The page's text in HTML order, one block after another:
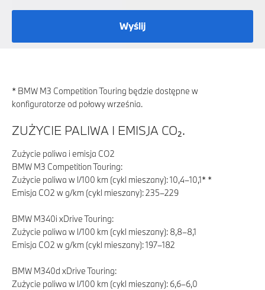
Wyślij
* BMW M3 Competition Touring będzie dostępne w
konfiguratorze od połowy września.
ZUŻYCIE PALIWA I EMISJA CO₂.
Zużycie paliwa i emisja CO2
BMW M3 Competition Touring:
Zużycie paliwa w l/100 km (cykl mieszany): 10,4–10,1* *
Emisja CO2 w g/km (cykl mieszany): 235–229
BMW M340i xDrive Touring:
Zużycie paliwa w l/100 km (cykl mieszany): 8,8–8,1
Emisja CO2 w g/km (cykl mieszany): 197–182
BMW M340d xDrive Touring:
Zużycie paliwa w l/100 km (cykl mieszany): 6,6–6,0